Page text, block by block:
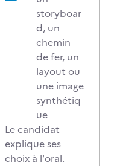
storyboar
d, un
chemin
de fer, un
layout ou
une image
synthétiq
ue
Le candidat
explique ses
choix à l'oral.